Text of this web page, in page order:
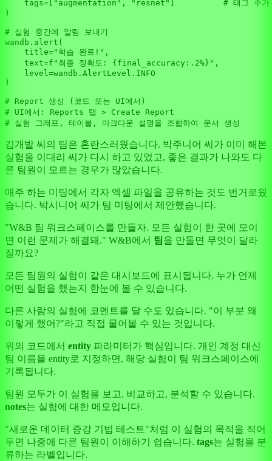
    tags=[
"augmentation" , "resnet"
# 태그 추가
)
# 실험 중간에 알림 보내기
wandb.alert(
    title=
"학습 완료!" ,
    text=
f"최종 정확도: {final_accuracy: .2%} " ,
    level=wandb.AlertLevel.INFO
)
# Report 생성 (코드 또는 UI에서)
# UI에서: Reports 탭 > Create Report
# 실험 그래프, 테이블, 마크다운 설명을 조합하여 문서 생성
김개발 씨의 팀은 혼란스러웠습니다. 박주니어 씨가 이미 해본
실험을 이대리 씨가 다시 하고 있었고, 좋은 결과가 나와도 다
른 팀원이 모르는 경우가 많았습니다.
매주 하는 미팅에서 각자 엑셀 파일을 공유하는 것도 번거로웠
습니다. 박시니어 씨가 팀 미팅에서 제안했습니다.
"W&B 팀 워크스페이스를 만들자. 모든 실험이 한 곳에 모이
면 이런 문제가 해결돼." W&B에서 팀 을 만들면 무엇이 달라
질까요?
모든 팀원의 실험이 같은 대시보드에 표시됩니다. 누가 언제
어떤 실험을 했는지 한눈에 볼 수 있습니다.
다른 사람의 실험에 코멘트를 달 수도 있습니다. "이 부분 왜
이렇게 했어?"라고 직접 물어볼 수 있는 것입니다.
위의 코드에서 entity 파라미터가 핵심입니다. 개인 계정 대신
팀 이름을 entity로 지정하면, 해당 실험이 팀 워크스페이스에
기록됩니다.
팀원 모두가 이 실험을 보고, 비교하고, 분석할 수 있습니다.
notes는 실험에 대한 메모입니다.
"새로운 데이터 증강 기법 테스트"처럼 이 실험의 목적을 적어
두면 나중에 다른 팀원이 이해하기 쉽습니다. tags는 실험을 분
류하는 라벨입니다.